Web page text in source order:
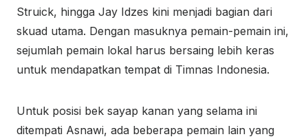
Struick, hingga Jay Idzes kini menjadi bagian dari
skuad utama. Dengan masuknya pemain-pemain ini,
sejumlah pemain lokal harus bersaing lebih keras
untuk mendapatkan tempat di Timnas Indonesia.
Untuk posisi bek sayap kanan yang selama ini
ditempati Asnawi, ada beberapa pemain lain yang